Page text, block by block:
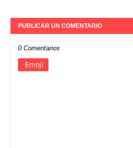
PUBLICAR UN COMENTARIO
0 Comentarios
Emoji